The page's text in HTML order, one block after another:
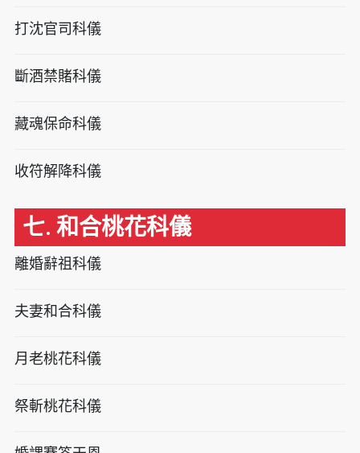
打沈官司科儀
斷酒禁賭科儀
藏魂保命科儀
收符解降科儀
七. 和合桃花科儀
離婚辭祖科儀
夫妻和合科儀
月老桃花科儀
祭斬桃花科儀